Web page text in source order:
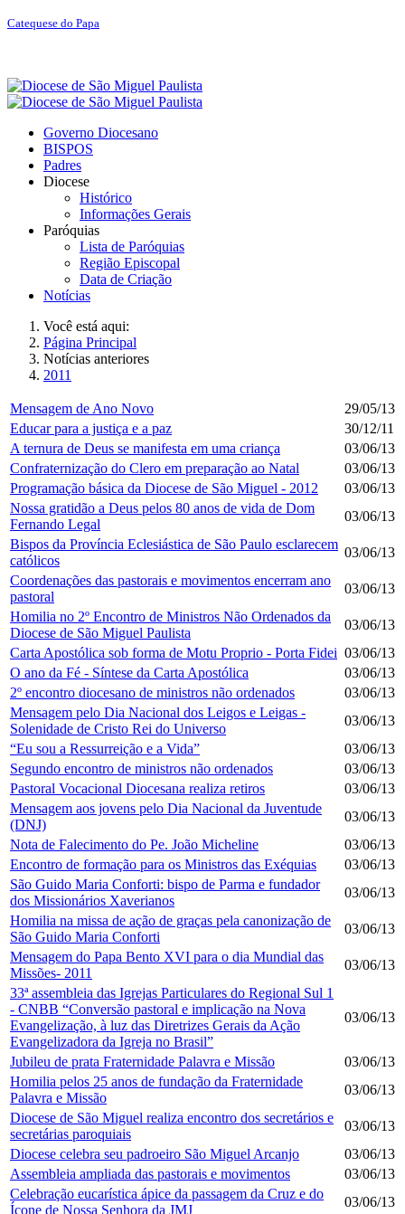
Catequese do Papa
Governo Diocesano
BISPOS
Padres
Diocese
Histórico
Informações Gerais
Paróquias
Lista de Paróquias
Região Episcopal
Data de Criação
Notícias
Você está aqui:
Página Principal
Notícias anteriores
2011
Mensagem de Ano Novo
29/05/13
Educar para a justiça e a paz
30/12/11
A ternura de Deus se manifesta em uma criança
03/06/13
Confraternização do Clero em preparação ao Natal
03/06/13
Programação básica da Diocese de São Miguel - 2012
03/06/13
Nossa gratidão a Deus pelos 80 anos de vida de Dom
Fernando Legal
03/06/13
Bispos da Província Eclesiástica de São Paulo esclarecem
católicos
03/06/13
Coordenações das pastorais e movimentos encerram ano
pastoral
03/06/13
Homilia no 2º Encontro de Ministros Não Ordenados da
Diocese de São Miguel Paulista
03/06/13
Carta Apostólica sob forma de Motu Proprio - Porta Fidei 03/06/13
O ano da Fé - Síntese da Carta Apostólica
03/06/13
2º encontro diocesano de ministros não ordenados
03/06/13
Mensagem pelo Dia Nacional dos Leigos e Leigas -
Solenidade de Cristo Rei do Universo
03/06/13
“Eu sou a Ressurreição e a Vida”
03/06/13
Segundo encontro de ministros não ordenados
03/06/13
Pastoral Vocacional Diocesana realiza retiros
03/06/13
Mensagem aos jovens pelo Dia Nacional da Juventude
(DNJ)
03/06/13
Nota de Falecimento do Pe. João Micheline
03/06/13
Encontro de formação para os Ministros das Exéquias
03/06/13
São Guido Maria Conforti: bispo de Parma e fundador
dos Missionários Xaverianos
03/06/13
Homilia na missa de ação de graças pela canonização de
São Guido Maria Conforti
03/06/13
Mensagem do Papa Bento XVI para o dia Mundial das
Missões- 2011
03/06/13
33ª assembleia das Igrejas Particulares do Regional Sul 1
- CNBB “Conversão pastoral e implicação na Nova
Evangelização, à luz das Diretrizes Gerais da Ação
Evangelizadora da Igreja no Brasil”
03/06/13
Jubileu de prata Fraternidade Palavra e Missão
03/06/13
Homilia pelos 25 anos de fundação da Fraternidade
Palavra e Missão
03/06/13
Diocese de São Miguel realiza encontro dos secretários e
secretárias paroquiais
03/06/13
Diocese celebra seu padroeiro São Miguel Arcanjo
03/06/13
Assembleia ampliada das pastorais e movimentos
03/06/13
Celebração eucarística ápice da passagem da Cruz e do
Ícone de Nossa Senhora da JMJ
03/06/13